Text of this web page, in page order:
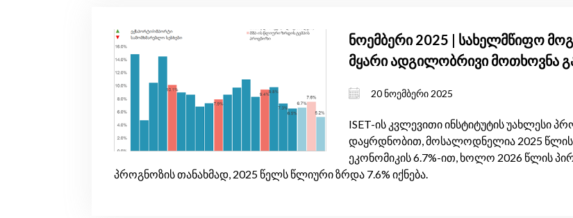
ნოემბერი 2025 | სახელმწიფო
მყარი ადგილობრივი მოთხოვნა
20 ნოემბერი 2025
ISET-ის კვლევითი ინსტიტუტის უახლესი
დაყრდნობით, მოსალოდნელია 2025
ეკონომიკის 6.7%-ით, ხოლო 2026 წლის
პროგნოზის თანახმად, 2025 წელს წლიური ზრდა 7.6% იქნება.